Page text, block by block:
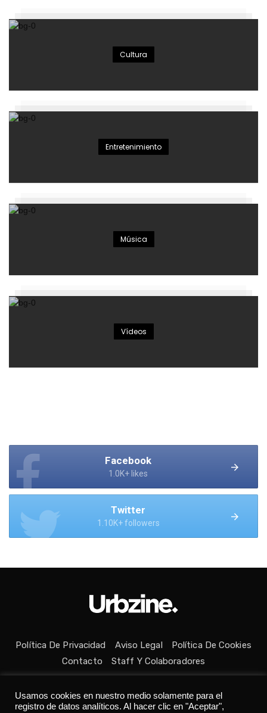
Cultura
Entretenimiento
Música
Vídeos
Facebook
1.0K+ likes
Twitter
1.10K+ followers
Política De Privacidad Aviso Legal
Política De Cookies
Contacto
Staff Y Colaboradores
Usamos cookies en nuestro medio solamente para el
registro de datos analíticos. Al hacer clic en "Aceptar",